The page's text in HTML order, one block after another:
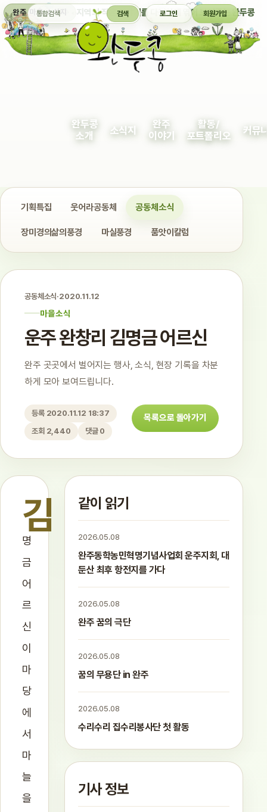
완주 마을 소식지 지역의 작은 이야기를 다정하게 엮어 보여주는 완두콩
통합검색 검색 로그인 회원가입
완두콩
소개
소식지
완주
이야기
활동/
포트폴리오
커뮤
기획특집 웃어라공동체 공동체소식
장미경의삶의풍경 마실풍경 품앗이칼럼
공동체소식·2020.11.12
마을소식
운주 완창리 김명금 어르신
완주 곳곳에서 벌어지는 행사, 소식, 현장 기록을 차분
하게 모아 보여드립니다.
등록 2020.11.12 18:37
조회 2,440
댓글 0
목록으로 돌아가기
김
명
금
어
르
신
이
마
당
에
서
마
늘
을
같이 읽기
2026.05.08
완주동학농민혁명기념사업회 운주지회, 대
둔산 최후 항전지를 가다
2026.05.08
완주 꿈의 극단
2026.05.08
꿈의 무용단 in 완주
2026.05.08
수리수리 집수리봉사단 첫 활동
기사 정보